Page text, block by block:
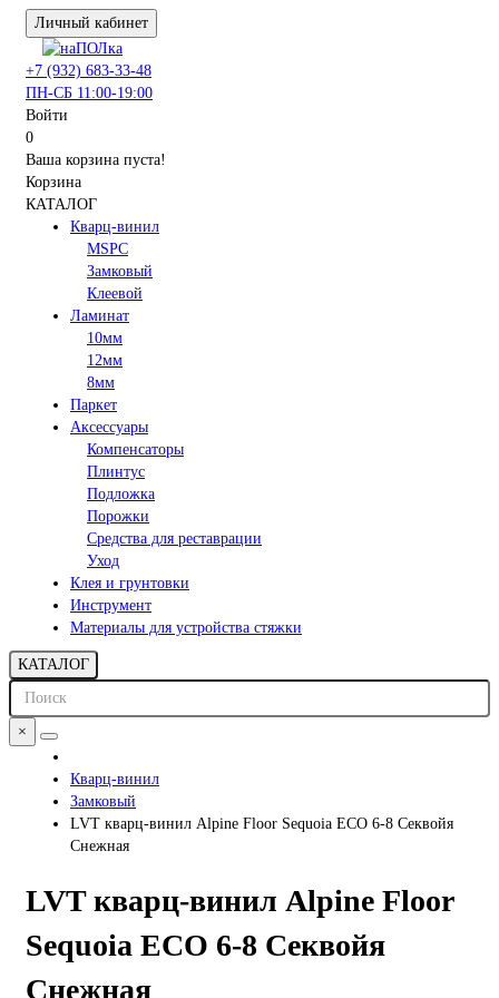
Личный кабинет
+7 (932) 683-33-48
ПН-СБ 11:00-19:00
Войти
0
Ваша корзина пуста!
Корзина
КАТАЛОГ
Кварц-винил
MSPC
Замковый
Клеевой
Ламинат
10мм
12мм
8мм
Паркет
Аксессуары
Компенсаторы
Плинтус
Подложка
Порожки
Средства для реставрации
Уход
Клея и грунтовки
Инструмент
Материалы для устройства стяжки
КАТАЛОГ
×
Кварц-винил
Замковый
LVT кварц-винил Alpine Floor Sequoia ECO 6-8 Секвойя
Снежная
LVT кварц-винил Alpine Floor
Sequoia ECO 6-8 Секвойя
Снежная